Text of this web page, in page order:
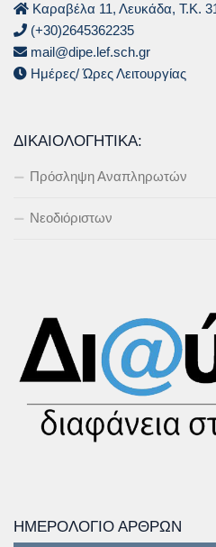
Καραβέλα 11, Λευκάδα, Τ.Κ.
(+30)2645362235
mail@dipe.lef.sch.gr
Ημέρες/ Ώρες Λειτουργίας
ΔΙΚΑΙΟΛΟΓΗΤΙΚΆ:
Πρόσληψη Αναπληρωτών
Νεοδιόριστων
ΗΜΕΡΟΛΌΓΙΟ ΆΡΘΡΩΝ